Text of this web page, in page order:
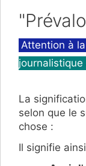
Catégories
Attention à
La
selon que le
chose :
Il signifie